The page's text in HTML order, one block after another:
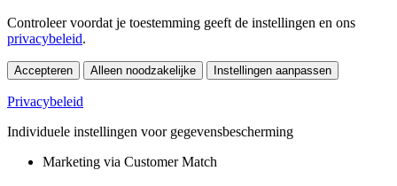
Controleer voordat je toestemming geeft de instellingen en ons
privacybeleid.
Accepteren Alleen noodzakelijke Instellingen aanpassen
Privacybeleid
Individuele instellingen voor gegevensbescherming
Marketing via Customer Match